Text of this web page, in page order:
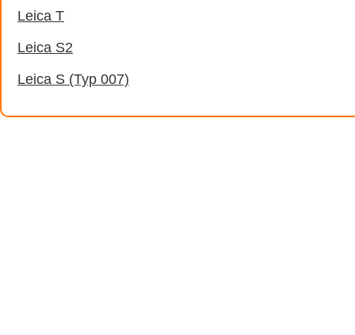
Leica T
Leica S2
Leica S (Typ 007)